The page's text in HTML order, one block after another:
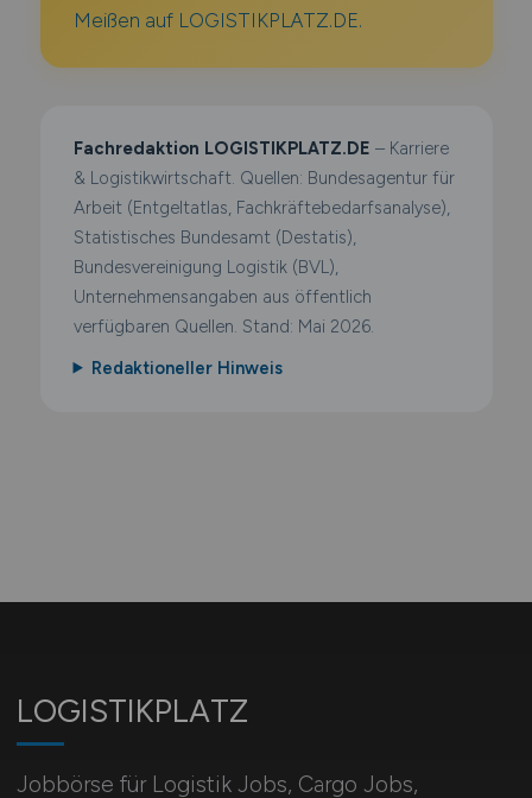
Meißen auf LOGISTIKPLATZ.DE.
Fachredaktion LOGISTIKPLATZ.DE – Karriere
& Logistikwirtschaft. Quellen: Bundesagentur für
Arbeit (Entgeltatlas, Fachkräftebedarfsanalyse),
Statistisches Bundesamt (Destatis),
Bundesvereinigung Logistik (BVL),
Unternehmensangaben aus öffentlich
verfügbaren Quellen. Stand: Mai 2026.
Redaktioneller Hinweis
LOGISTIKPLATZ
Jobbörse für Logistik Jobs, Cargo Jobs,